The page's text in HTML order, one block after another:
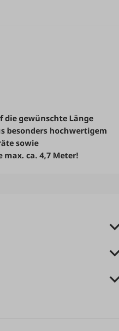
die gewünschte Länge
besonders hochwertigem
sowie
max. ca. 4,7 Meter!